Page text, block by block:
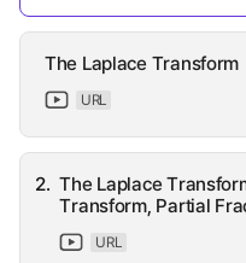
The Laplace Transform
URL
2. The Laplace
Transform, Partial
URL